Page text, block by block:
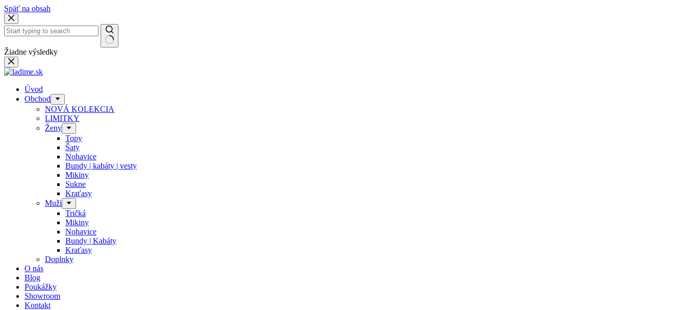
Späť na obsah
Žiadne výsledky
Úvod
Obchod
NOVÁ KOLEKCIA
LIMITKY
Ženy
Topy
Šaty
Nohavice
Bundy | kabáty | vesty
Mikiny
Sukne
Kraťasy
Muži
Tričká
Mikiny
Nohavice
Bundy | Kabáty
Kraťasy
Doplnky
O nás
Blog
Poukážky
Showroom
Kontakt